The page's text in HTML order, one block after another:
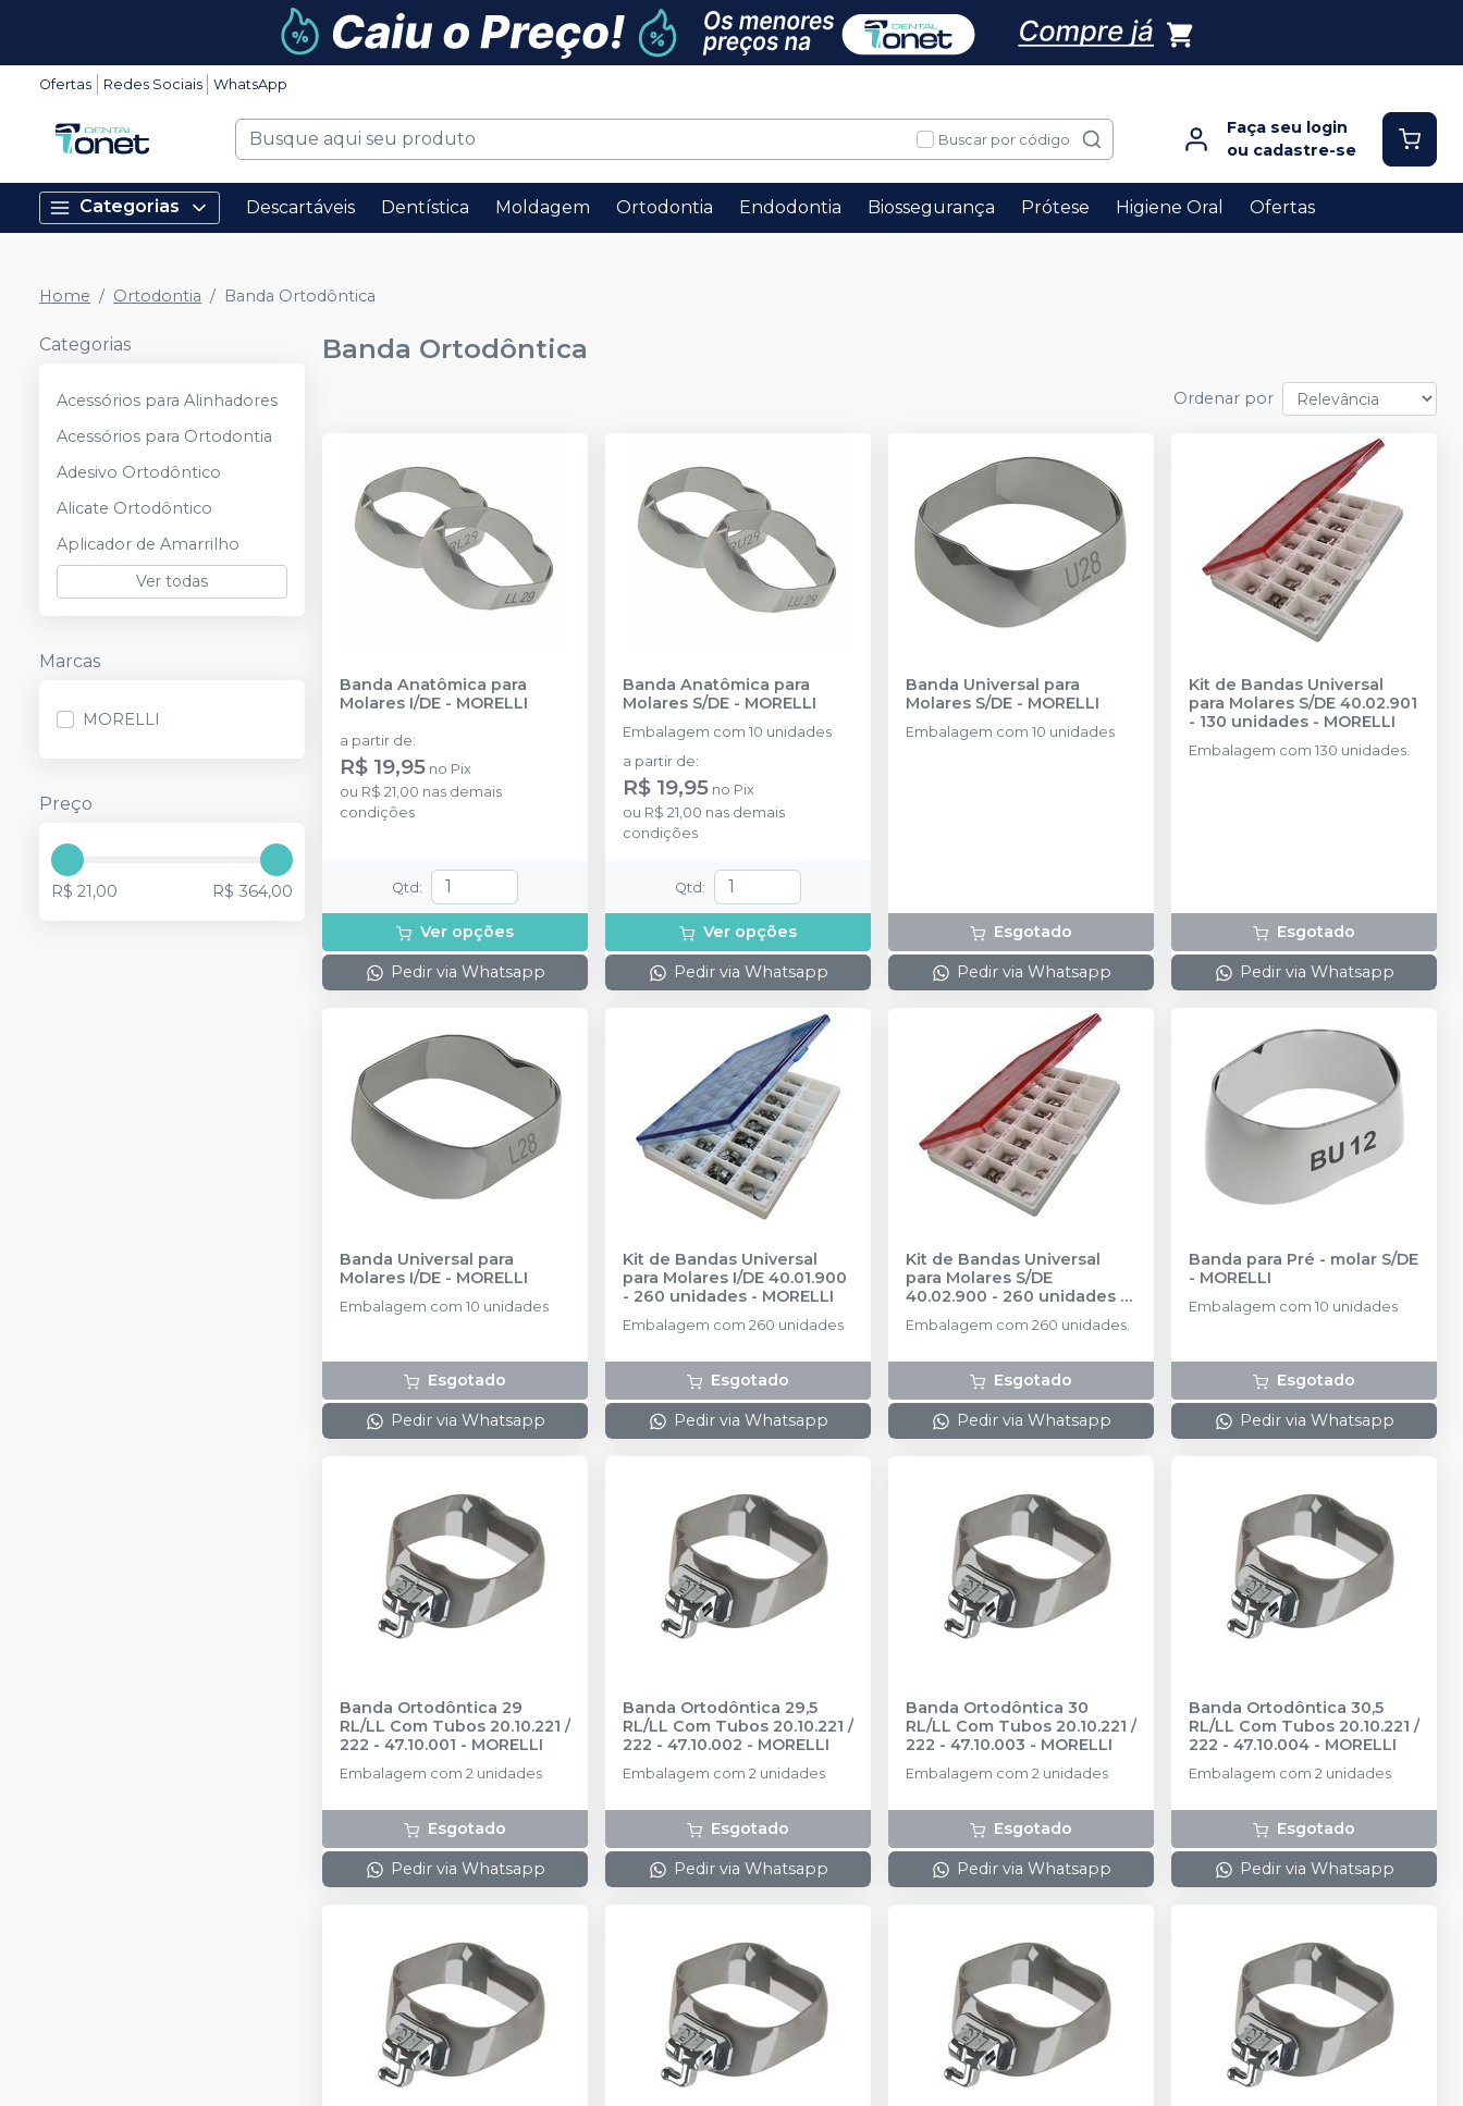
Ofertas Redes Sociais WhatsApp
Buscar por código
Faça seu login
ou cadastre-se
Categorias Descartáveis Dentística Moldagem Ortodontia Endodontia Biossegurança Prótese Higiene Oral Ofertas
Home Ortodontia Banda Ortodôntica
Categorias
Acessórios para Alinhadores
Acessórios para Ortodontia
Adesivo Ortodôntico
Alicate Ortodôntico
Aplicador de Amarrilho
Ver todas
Marcas
MORELLI
Preço
R$ 21,00 R$ 364,00
Banda Ortodôntica
Ordenar por
Banda Anatômica para
Molares I/DE - MORELLI
a partir de:
R$ 19,95 no Pix
ou R$ 21,00 nas demais
condições
Qtd:
Ver opções
Pedir via Whatsapp
Banda Anatômica para
Molares S/DE - MORELLI
Embalagem com 10 unidades
a partir de:
R$ 19,95 no Pix
ou R$ 21,00 nas demais
condições
Qtd:
Ver opções
Pedir via Whatsapp
Banda Universal para
Molares S/DE - MORELLI
Embalagem com 10 unidades
Esgotado
Pedir via Whatsapp
Kit de Bandas Universal
para Molares S/DE 40.02.901
- 130 unidades - MORELLI
Embalagem com 130 unidades.
Esgotado
Pedir via Whatsapp
Banda Universal para
Molares I/DE - MORELLI
Embalagem com 10 unidades
Esgotado
Pedir via Whatsapp
Kit de Bandas Universal
para Molares I/DE 40.01.900
- 260 unidades - MORELLI
Embalagem com 260 unidades
Esgotado
Pedir via Whatsapp
Kit de Bandas Universal
para Molares S/DE
40.02.900 - 260 unidades -
MORELLI
Embalagem com 260 unidades.
Esgotado
Pedir via Whatsapp
Banda para Pré - molar S/DE
- MORELLI
Embalagem com 10 unidades
Esgotado
Pedir via Whatsapp
Banda Ortodôntica 29
RL/LL Com Tubos 20.10.221 /
222 - 47.10.001 - MORELLI
Embalagem com 2 unidades
Esgotado
Pedir via Whatsapp
Banda Ortodôntica 29,5
RL/LL Com Tubos 20.10.221 /
222 - 47.10.002 - MORELLI
Embalagem com 2 unidades
Esgotado
Pedir via Whatsapp
Banda Ortodôntica 30
RL/LL Com Tubos 20.10.221 /
222 - 47.10.003 - MORELLI
Embalagem com 2 unidades
Esgotado
Pedir via Whatsapp
Banda Ortodôntica 30,5
RL/LL Com Tubos 20.10.221 /
222 - 47.10.004 - MORELLI
Embalagem com 2 unidades
Esgotado
Pedir via Whatsapp